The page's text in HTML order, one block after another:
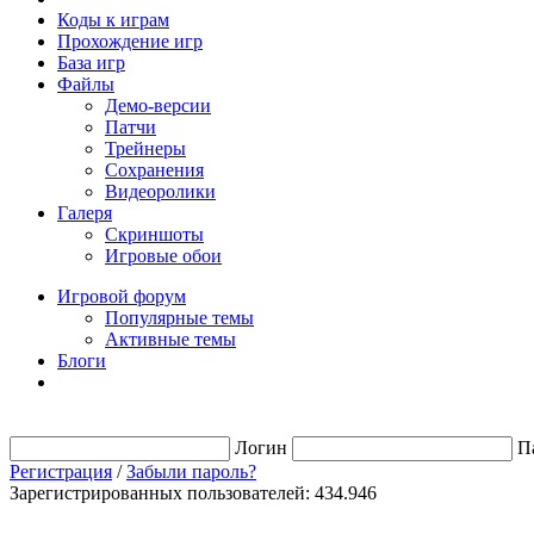
Коды к играм
Прохождение игр
База игр
Файлы
Демо-версии
Патчи
Трейнеры
Сохранения
Видеоролики
Галеря
Скриншоты
Игровые обои
Игровой форум
Популярные темы
Активные темы
Блоги
Логин
Регистрация /Забыли пароль?
Зарегистрированных пользователей: 434.946